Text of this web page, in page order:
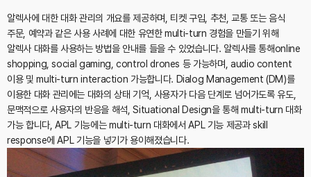
알렉사에 대한 대화 관리의 개요를 제공하며, 티켓 구입, 추천, 교통 또는 음식
주문, 예약과 같은 사용 사례에 대한 유연한 multi-turn 경험을 만들기 위해
알렉사 대화를 사용하는 방법을 안내를 들을 수 있었습니다. 알렉사를 통해online
shopping, social gaming, control drones 등 가능하며, audio content
이용 및 multi-turn interaction 가능합니다. Dialog Management (DM)를
이용한 대화 관리에는 대화의 상태 기억, 사용자가 다음 단계로 넘어가도록 유도,
문맥적으로 사용자의 반응을 해석, Situational Design을 통해 multi-turn 대화
가능 합니다, APL 기능에는 multi-turn 대화에서 APL 기능 제공과 skill
response에 APL 기능을 넣기가 용이해졌습니다.